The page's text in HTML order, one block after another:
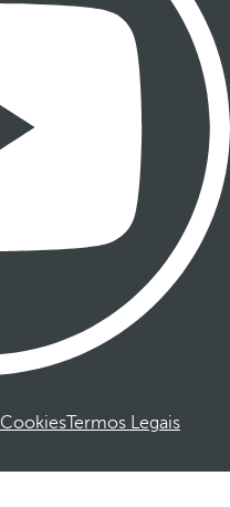
CookiesTermos Legais